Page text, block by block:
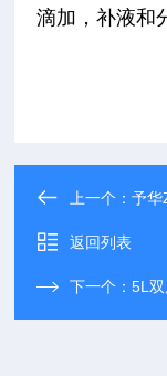
滴加，补液和
上一个：予华
返回列表
下一个：5L